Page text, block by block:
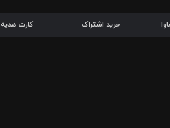
خرید اشتراک کارت هدیه